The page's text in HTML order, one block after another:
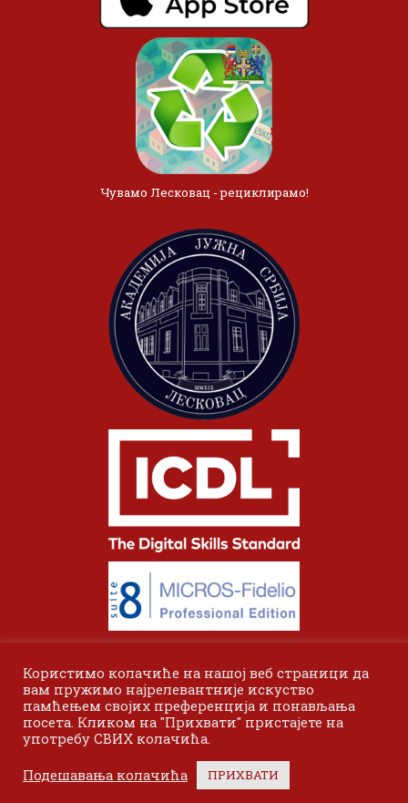
Чувамо Лесковац - рециклирамо!
© 2024 Одсек Висока пословна школа Лесковац. Сва права
задржана.
Користимо колачиће на нашој веб страници да
вам пружимо најрелевантније искуство
памћењем својих преференција и понављања
посета. Кликом на "Прихвати" пристајете на
употребу СВИХ колачића.
Подешавања колачића ПРИХВАТИ